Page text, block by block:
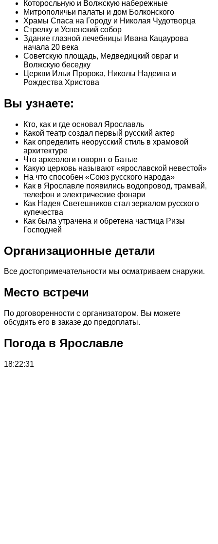
Которосльную и Волжскую набережные
Митрополичьи палаты и дом Болконского
Храмы Спаса на Городу и Николая Чудотворца
Стрелку и Успенский собор
Здание глазной лечебницы Ивана Кацаурова
начала 20 века
Советскую площадь, Медведицкий овраг и
Волжскую беседку
Церкви Ильи Пророка, Николы Надеина и
Рождества Христова
Вы узнаете:
Кто, как и где основал Ярославль
Какой театр создал первый русский актер
Как определить неорусский стиль в храмовой
архитектуре
Что археологи говорят о Батые
Какую церковь называют «ярославской невестой»
На что способен «Союз русского народа»
Как в Ярославле появились водопровод, трамвай,
телефон и электрические фонари
Как Надея Светешников стал зеркалом русского
купечества
Как была утрачена и обретена частица Ризы
Господней
Организационные детали
Все достопримечательности мы осматриваем снаружи.
Место встречи
По договоренности с организатором. Вы можете
обсудить его в заказе до предоплаты.
Погода в Ярославле
18:22:31